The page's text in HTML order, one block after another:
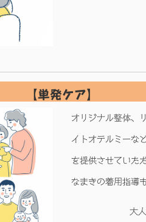
【単発ケア】
オリジナル整体、
イトオテルミーな
を提供させていた
なまきの着用指導
大